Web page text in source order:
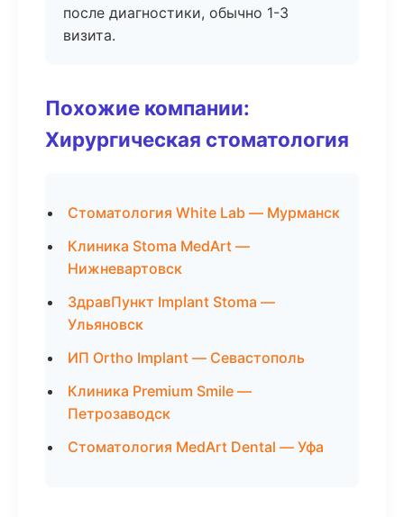
после диагностики, обычно 1-3
визита.
Похожие компании:
Хирургическая стоматология
Стоматология White Lab — Мурманск
Клиника Stoma MedArt —
Нижневартовск
ЗдравПункт Implant Stoma —
Ульяновск
ИП Ortho Implant — Севастополь
Клиника Premium Smile —
Петрозаводск
Стоматология MedArt Dental — Уфа